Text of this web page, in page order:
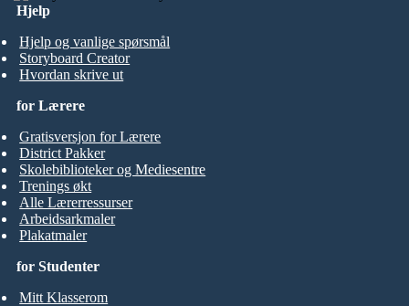
Hjelp
Hjelp og vanlige spørsmål
Storyboard Creator
Hvordan skrive ut
for Studenter
Mitt Klasserom
for Lærere
Gratisversjon for Lærere
District Pakker
Skolebiblioteker og Mediesentre
Trenings økt
Alle Lærerressurser
Arbeidsarkmaler
Plakatmaler